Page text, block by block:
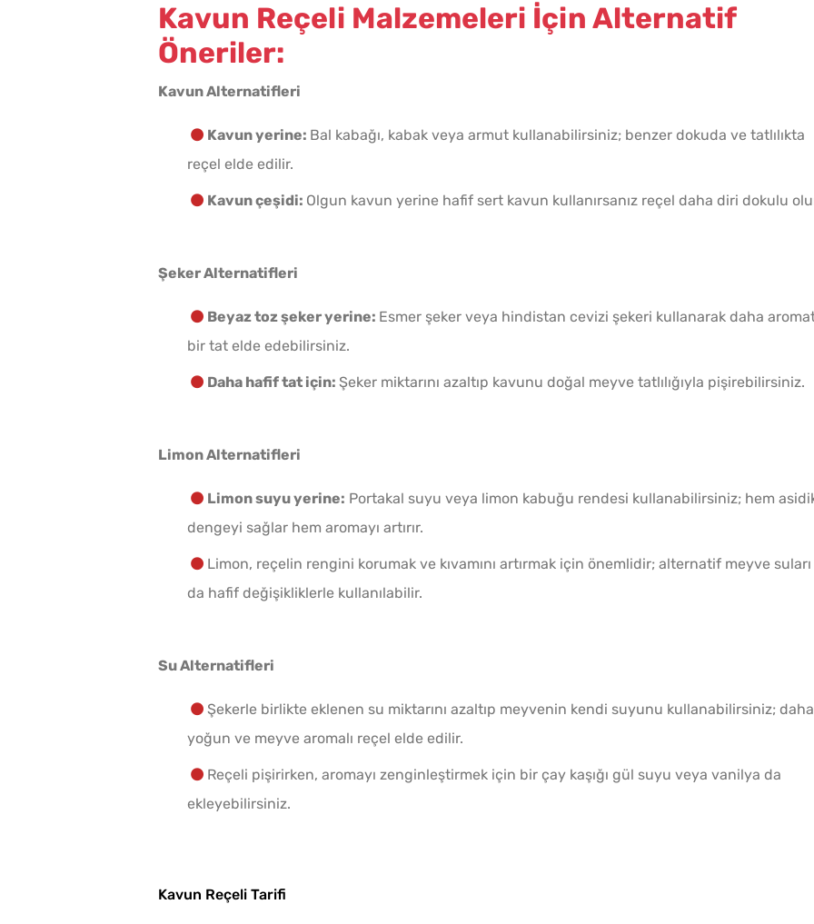
Kışlık Tarhanaya Tarhun
Kavun Reçeli Malzemeleri İçin Alternatif
Öneriler:
Kavun Alternatifleri
Kavun yerine: Bal kabağı, kabak veya armut kullanabilirsiniz; benzer dokuda ve tatlılıkta
reçel elde edilir.
Kavun çeşidi: Olgun kavun yerine hafif sert kavun kullanırsanız reçel daha diri dokulu
Şeker Alternatifleri
Beyaz toz şeker yerine: Esmer şeker veya hindistan cevizi şekeri kullanarak daha
bir tat elde edebilirsiniz.
Daha hafif tat için: Şeker miktarını azaltıp kavunu doğal meyve tatlılığıyla pişirebilirsiniz.
Limon Alternatifleri
Limon suyu yerine: Portakal suyu veya limon kabuğu rendesi kullanabilirsiniz; hem
dengeyi sağlar hem aromayı artırır.
Limon, reçelin rengini korumak ve kıvamını artırmak için önemlidir; alternatif meyve suları
da hafif değişikliklerle kullanılabilir.
Su Alternatifleri
Şekerle birlikte eklenen su miktarını azaltıp meyvenin kendi suyunu kullanabilirsiniz; daha
yoğun ve meyve aromalı reçel elde edilir.
Reçeli pişirirken, aromayı zenginleştirmek için bir çay kaşığı gül suyu veya vanilya da
ekleyebilirsiniz.
Kavun Reçeli Tarifi